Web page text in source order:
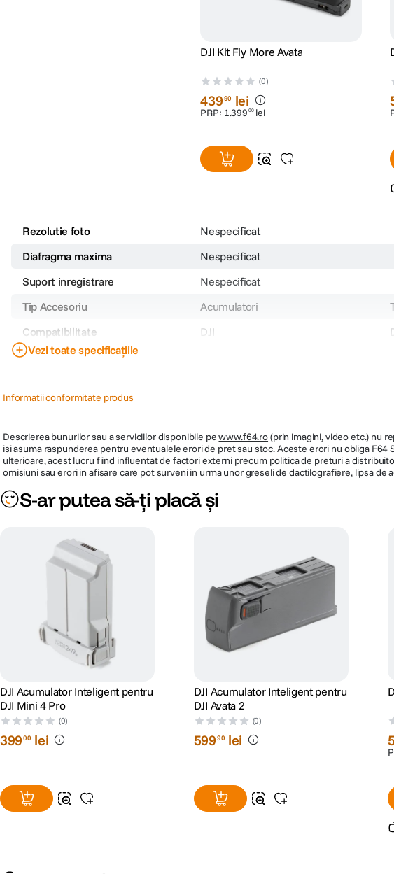
DJI Kit Fly More Avata
(0)
43990 lei
PRP: 1.399 00 lei
Rezolutie foto
Nespecificat
Diafragma maxima
Nespecificat
Suport inregistrare
Nespecificat
Tip Accesoriu
Acumulatori
Compatibilitate
DJI
Acumulator pentru
PRP
Vezi toate specificațiile
Informatii conformitate produs
Descrierea bunurilor sau a serviciilor disponibile pewww.f64.ro(prin imagini, video etc.) nu
isi asuma raspunderea pentru eventualele erori de pret sau stoc. Aceste erori nu obliga
ulterioare, acest lucru fiind influentat de factori externi precum politica de preturi a
omisiuni sau erori in afisare care pot surveni in urma unor greseli de dactilografiere, lipsa
S-ar putea să-ți placă și
DJI Acumulator Inteligent pentru
DJI Mini 4 Pro
(0)
39900 lei
DJI Acumulator Inteligent pentru
DJI Avata 2
(0)
59990 lei